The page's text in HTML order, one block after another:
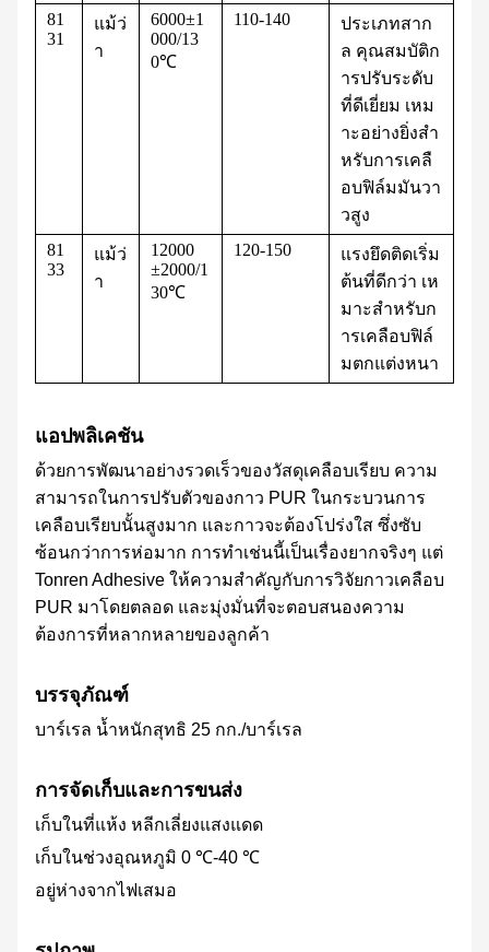
81
31
แม้ว่
า
6000±1
000/13
0℃
110-140
ประเภทสาก
ล คุณสมบัติก
ารปรับระดับ
ที่ดีเยี่ยม เหม
าะอย่างยิ่งสำ
หรับการเคลื
อบฟิล์มมันวา
วสูง
81
33
แม้ว่
า
12000
±2000/1
30℃
120-150
แรงยึดติดเริ่ม
ต้นที่ดีกว่า เห
มาะสำหรับก
ารเคลือบฟิล์
มตกแต่งหนา
แอปพลิเคชัน
ด้วยการพัฒนาอย่างรวดเร็วของวัสดุเคลือบเรียบ ความ
สามารถในการปรับตัวของกาว PUR ในกระบวนการ
เคลือบเรียบนั้นสูงมาก และกาวจะต้องโปร่งใส ซึ่งซับ
ซ้อนกว่าการห่อมาก การทำเช่นนี้เป็นเรื่องยากจริงๆ แต่
Tonren Adhesive ให้ความสำคัญกับการวิจัยกาวเคลือบ
PUR มาโดยตลอด และมุ่งมั่นที่จะตอบสนองความ
ต้องการที่หลากหลายของลูกค้า
บรรจุภัณฑ์
บาร์เรล น้ำหนักสุทธิ 25 กก./บาร์เรล
การจัดเก็บและการขนส่ง
เก็บในที่แห้ง หลีกเลี่ยงแสงแดด
เก็บในช่วงอุณหภูมิ 0 ℃-40 ℃
อยู่ห่างจากไฟเสมอ